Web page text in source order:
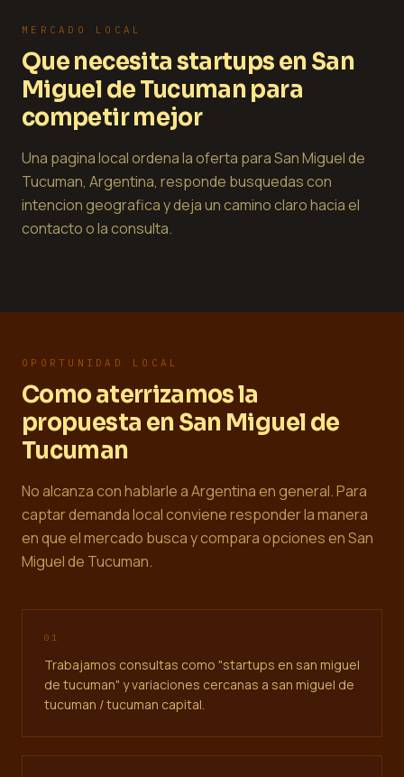
MERCADO LOCAL
Que necesita startups en San
Miguel de Tucuman para
competir mejor
Una pagina local ordena la oferta para San Miguel de
Tucuman, Argentina, responde busquedas con
intencion geografica y deja un camino claro hacia el
contacto o la consulta.
OPORTUNIDAD LOCAL
Como aterrizamos la
propuesta en San Miguel de
Tucuman
No alcanza con hablarle a Argentina en general. Para
captar demanda local conviene responder la manera
en que el mercado busca y compara opciones en San
Miguel de Tucuman.
0 1
Trabajamos consultas como "startups en san miguel
de tucuman" y variaciones cercanas a san miguel de
tucuman / tucuman capital.